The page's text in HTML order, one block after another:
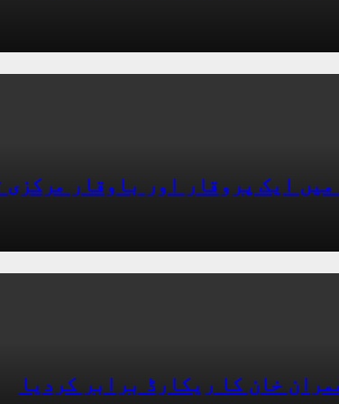
ایک پروقار اور باوقار مرکزی
خان کا ریکارڈ برابر کردیا